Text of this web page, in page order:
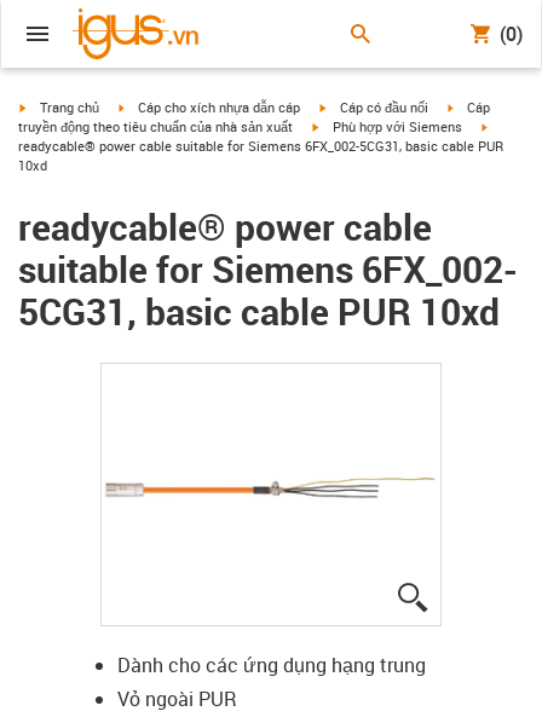
(0)
igus-icon-arrow-right
Trang chủ igus-icon-arrow-right
Cáp cho xích nhựa dẫn cáp igus-icon-arrow-right
Cáp có đầu nối igus-icon-
Cáp
truyền động theo tiêu chuẩn của nhà sản xuất
igus-icon-arrow-right
Phù hợp với Siemens
readycable® power cable suitable for Siemens 6FX_002-5CG31, basic cable PUR
10xd
readycable® power cable
suitable for Siemens 6FX_002-
5CG31, basic cable PUR 10xd
Dành cho các ứng dụng hạng trung
Vỏ ngoài PUR